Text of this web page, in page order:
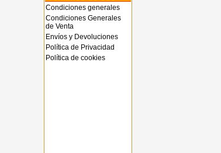
Condiciones generales
Condiciones Generales
de Venta
Envíos y Devoluciones
Política de Privacidad
Política de cookies